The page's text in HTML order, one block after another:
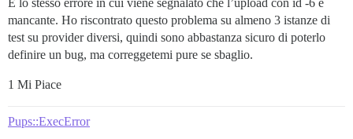
/var/www/discourse/vendor/bundle/ruby/2.6.0/
/var/www/discourse/lib/site_icon_manager.rb:73:in
/var/www/discourse/lib/site_icon_manager.rb:25:in
/var/www/discourse/lib/site_icon_manager.rb:24:in
/var/www/discourse/lib/tasks/db.rake:156:in `block
/var/www/discourse/vendor/bundle/ruby/2.6.0/gems/
È lo stesso errore in cui viene segnalato che l’upload con id -6 è
mancante. Ho riscontrato questo problema su almeno 3 istanze di
test su provider diversi, quindi sono abbastanza sicuro di poterlo
definire un bug, ma correggetemi pure se sbaglio.
1 Mi Piace
Pups::ExecError